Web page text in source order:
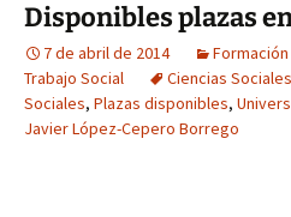
Disponibles plazas
7 de abril de 2014
Trabajo Social
Ciencias Sociales
Sociales, Plazas disponibles,
Javier López-Cepero Borrego